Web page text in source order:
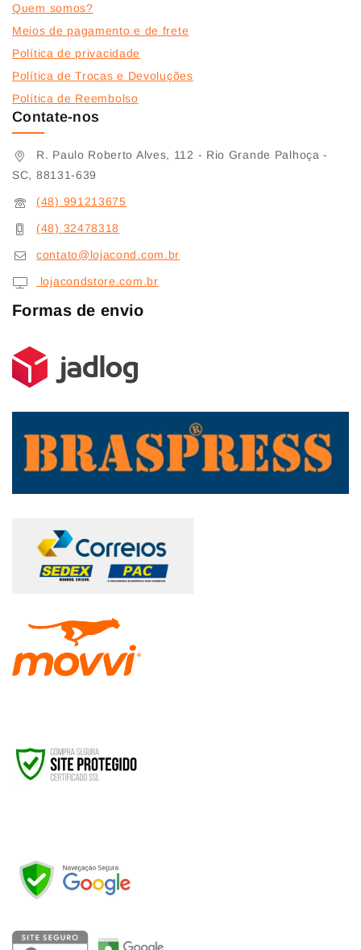
Quem somos?
Meios de pagamento e de frete
Política de privacidade
Política de Trocas e Devoluções
Política de Reembolso
Contate-nos
R. Paulo Roberto Alves, 112 - Rio Grande Palhoça -
SC, 88131-639
(48) 991213675
(48) 32478318
contato@lojacond.com.br
lojacondstore.com.br
Formas de envio